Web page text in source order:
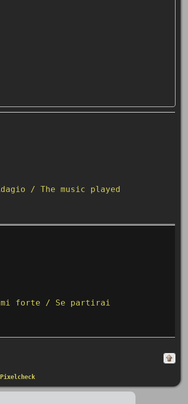
/ The music played
forte / Se partirai
Pixelcheck